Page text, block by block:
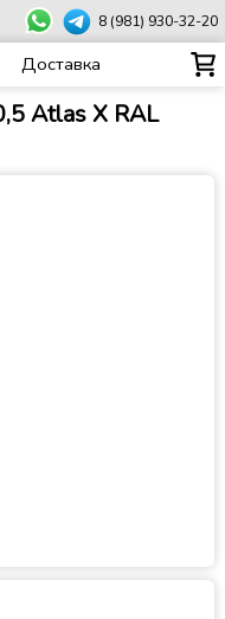
8 (981) 930-32-20
Доставка
Atlas X RAL